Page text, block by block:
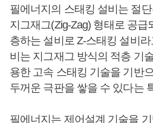
필에너지의 스태킹 설비는 절
지그재그(Zig-Zag) 형태로 공급
층하는 설비로 Z-스태킹 설비
비는 지그재그 방식의 적층 기
용한 고속 스태킹 기술을 기반
두꺼운 극판을 쌓을 수 있다는
필에너지는 제어설계 기술을